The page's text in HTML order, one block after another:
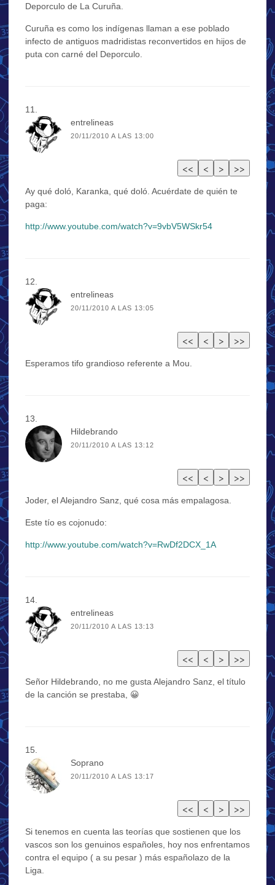
Deporculo de La Curuña.
Curuña es como los indígenas llaman a ese poblado
infecto de antiguos madridistas reconvertidos en hijos de
puta con carné del Deporculo.
entrelineas
20/11/2010 A LAS 13:00
Ay qué doló, Karanka, qué doló. Acuérdate de quién te
paga:
http://www.youtube.com/watch?v=9vbV5WSkr54
entrelineas
20/11/2010 A LAS 13:05
Esperamos tifo grandioso referente a Mou.
Hildebrando
20/11/2010 A LAS 13:12
Joder, el Alejandro Sanz, qué cosa más empalagosa.
Este tío es cojonudo:
http://www.youtube.com/watch?v=RwDf2DCX_1A
entrelineas
20/11/2010 A LAS 13:13
Señor Hildebrando, no me gusta Alejandro Sanz, el título
de la canción se prestaba, 😀
Soprano
20/11/2010 A LAS 13:17
Si tenemos en cuenta las teorías que sostienen que los
vascos son los genuinos españoles, hoy nos enfrentamos
contra el equipo ( a su pesar ) más españolazo de la
Liga.